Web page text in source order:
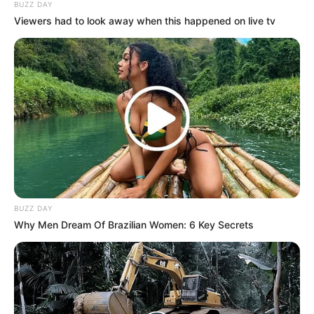
Search
Search
All
Rezepte
Thunfischsalat mit Ei & Joghurt – leicht, cremig
und voller Protein!
Verführerisch lecker: Quark-Vanille-
Pfannkuchen ohne Mehl in nur 5 Minuten!
BUZZ DAY
Viewers had to look away when this happened on live tv
BUZZ DAY
Why Men Dream Of Brazilian Women: 6 Key Secrets